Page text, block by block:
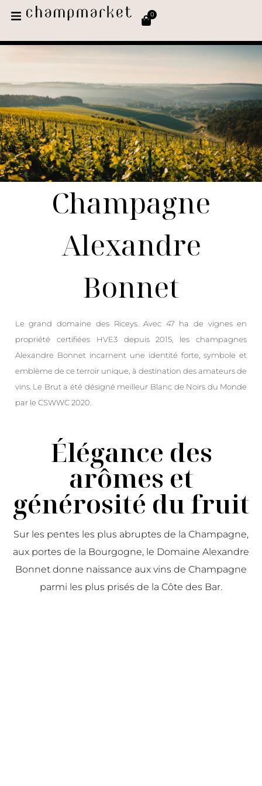
0
Champagne
Alexandre
Bonnet
Le grand domaine des Riceys. Avec 47 ha de vignes en
propriété certifiées HVE3 depuis 2015, les champagnes
Alexandre Bonnet incarnent une identité forte, symbole et
emblème de ce terroir unique, à destination des amateurs de
vins. Le Brut a été désigné meilleur Blanc de Noirs du Monde
par le CSWWC 2020.
Élégance des
arômes et
générosité du fruit
Sur les pentes les plus abruptes de la Champagne,
aux portes de la Bourgogne, le Domaine Alexandre
Bonnet donne naissance aux vins de Champagne
parmi les plus prisés de la Côte des Bar.